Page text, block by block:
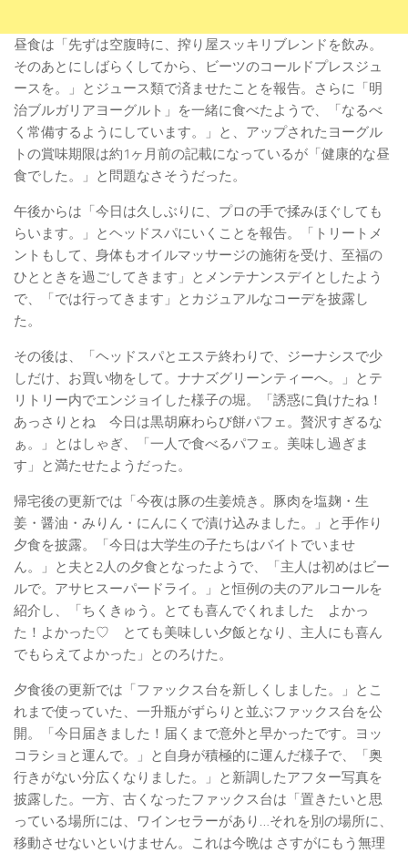
昼食は「先ずは空腹時に、搾り屋スッキリブレンドを飲み。
そのあとにしばらくしてから、ビーツのコールドプレスジュ
ースを。」とジュース類で済ませたことを報告。さらに「明
治ブルガリアヨーグルト」を一緒に食べたようで、「なるべ
く常備するようにしています。」と、アップされたヨーグル
トの賞味期限は約1ヶ月前の記載になっているが「健康的な昼
食でした。」と問題なさそうだった。
午後からは「今日は久しぶりに、プロの手で揉みほぐしても
らいます。」とヘッドスパにいくことを報告。「トリートメ
ントもして、身体もオイルマッサージの施術を受け、至福の
ひとときを過ごしてきます」とメンテナンスデイとしたよう
で、「では行ってきます」とカジュアルなコーデを披露し
た。
その後は、「ヘッドスパとエステ終わりで、ジーナシスで少
しだけ、お買い物をして。ナナズグリーンティーへ。」とテ
リトリー内でエンジョイした様子の堀。「誘惑に負けたね！
あっさりとね 今日は黒胡麻わらび餅パフェ。贅沢すぎるな
ぁ。」とはしゃぎ、「一人で食べるパフェ。美味し過ぎま
す」と満たせたようだった。
帰宅後の更新では「今夜は豚の生姜焼き。豚肉を塩麹・生
姜・醤油・みりん・にんにくで漬け込みました。」と手作り
夕食を披露。「今日は大学生の子たちはバイトでいませ
ん。」と夫と2人の夕食となったようで、「主人は初めはビー
ルで。アサヒスーパードライ。」と恒例の夫のアルコールを
紹介し、「ちくきゅう。とても喜んでくれました よかっ
た！よかった♡ とても美味しい夕飯となり、主人にも喜ん
でもらえてよかった」とのろけた。
夕食後の更新では「ファックス台を新しくしました。」とこ
れまで使っていた、一升瓶がずらりと並ぶファックス台を公
開。「今日届きました！届くまで意外と早かったです。ヨッ
コラショと運んで。」と自身が積極的に運んだ様子で、「奥
行きがない分広くなりました。」と新調したアフター写真を
披露した。一方、古くなったファックス台は「置きたいと思
っている場所には、ワインセラーがあり…それを別の場所に、
移動させないといけません。これは今晩は さすがにもう無理